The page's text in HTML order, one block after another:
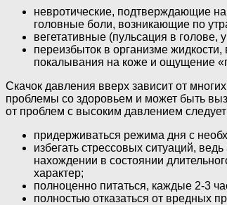
невротические, подтверждающие
головные боли, возникающие по
вегетативные (пульсация в
переизбыток в организме
покалывания на коже и ощущение
Скачок давления вверх зависит от
проблемы со здоровьем и может быть
от проблем с высоким давлением
придерживаться режима дня с
избегать стрессовых ситуаций,
нахождении в состоянии
характер;
полноценно питаться, каждые 2-3
полностью отказаться от вредных